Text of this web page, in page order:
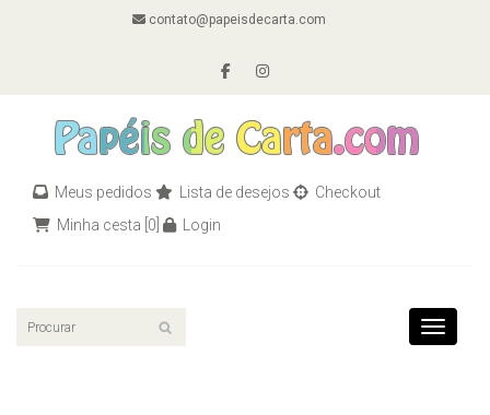
contato@papeisdecarta.com
Meus pedidos Lista de desejos
Checkout
Minha cesta [0] Login
Toggle